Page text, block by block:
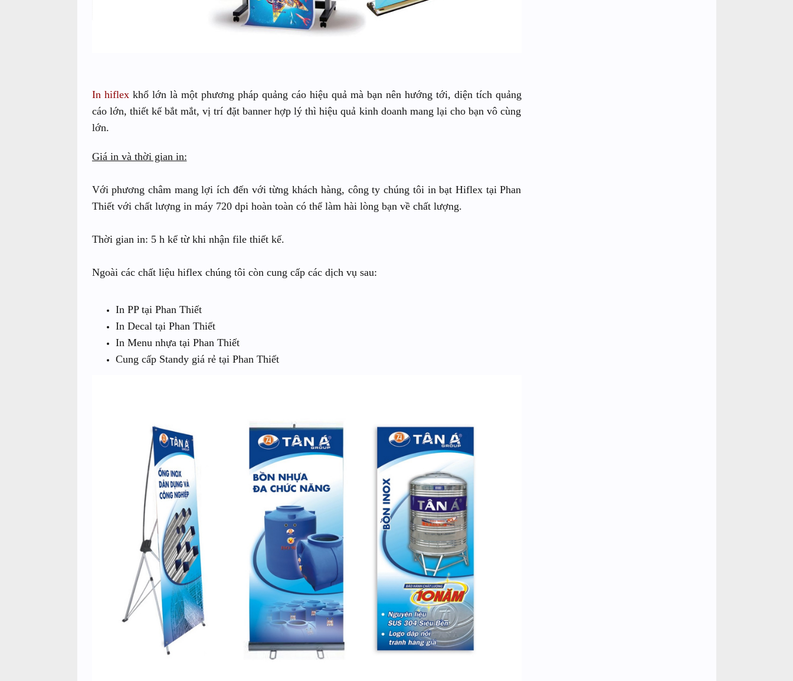
In hiflexkhổ lớn là một phương pháp quảng cáo hiệu quả mà bạn nên hướng tới, diện tích quảng
cáo lớn, thiết kế bắt mắt, vị trí đặt banner hợp lý thì hiệu quả kinh doanh mang lại cho bạn vô cùng
lớn.
Giá in và thời gian in:
Với phương châm mang lợi ích đến với từng khách hàng, công ty chúng tôi in bạt Hiflex tại Phan
Thiết với chất lượng in máy 720 dpi hoàn toàn có thể làm hài lòng bạn về chất lượng.
Thời gian in: 5 h kể từ khi nhận file thiết kế.
Ngoài các chất liệu hiflex chúng tôi còn cung cấp các dịch vụ sau:
In PP tại Phan Thiết
In Decal tại Phan Thiết
In Menu nhựa tại Phan Thiết
Cung cấp Standy giá rẻ tại Phan Thiết